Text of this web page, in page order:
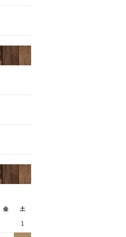
金 土
1